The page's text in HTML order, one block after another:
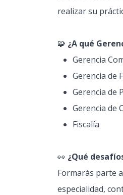
realizar su
🧩 ¿A qué
Gerencia
Gerencia de
Gerencia de
Gerencia de
Fiscalía
👀 ¿Qué
Formarás parte
especialidad,